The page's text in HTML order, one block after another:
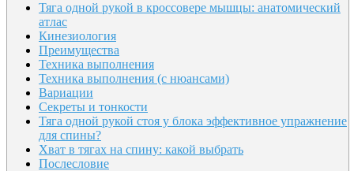
Тяга одной рукой в кроссовере мыш­цы: ана­то­ми­чес­кий
ат­лас
Кинезиология
Преимущества
Техника выполнения
Техника выполнения (с нюансами)
Вариации
Секреты и тонкости
Тяга одной рукой стоя у блока эффективное упражнение
для спины?
Хват в тягах на спину: какой выбрать
Послесловие